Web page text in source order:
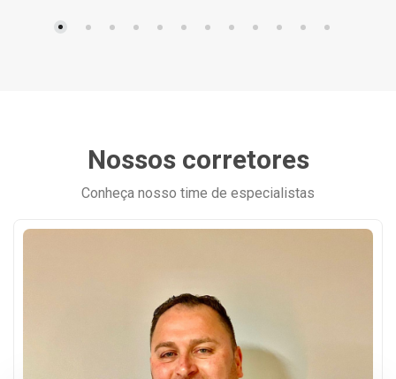
Nossos corretores
Conheça nosso time de especialistas